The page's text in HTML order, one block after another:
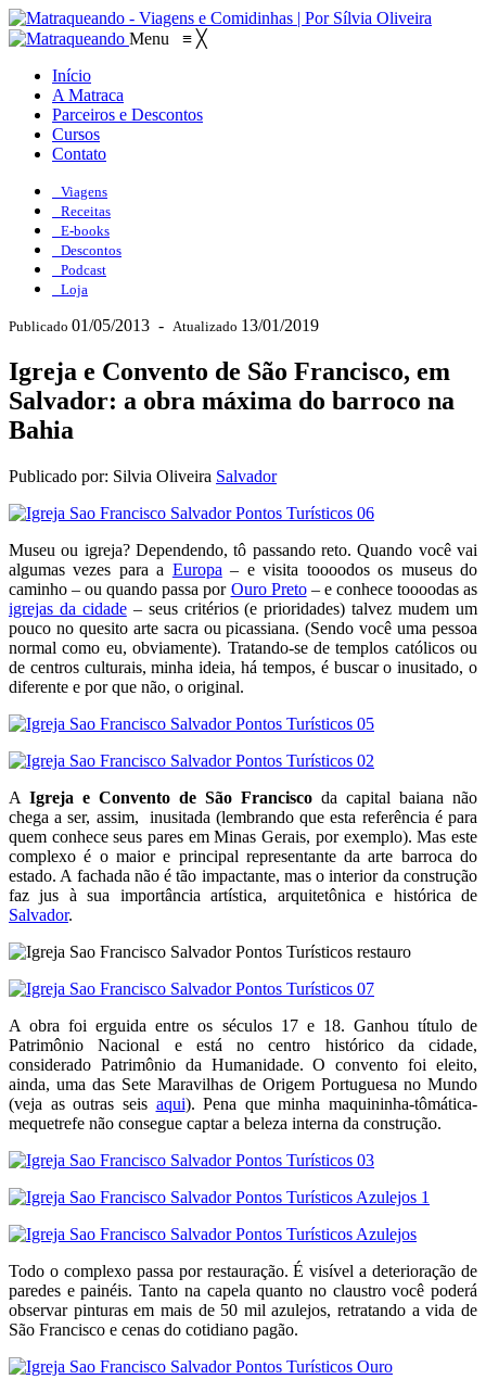
Menu ≡ ╳
Início
A Matraca
Parceiros e Descontos
Cursos
Contato
Viagens
Receitas
E-books
Descontos
Podcast
Loja
Publicado 01/05/2013 - Atualizado 13/01/2019
Igreja e Convento de São Francisco, em
Salvador: a obra máxima do barroco na
Bahia
Publicado por: Silvia Oliveira Salvador
Museu ou igreja? Dependendo, tô passando reto. Quando você vai
algumas vezes para a Europa – e visita toooodos os museus do
caminho – ou quando passa por Ouro Preto– e conhece toooodas as
igrejas da cidade– seus critérios (e prioridades) talvez mudem um
pouco no quesito arte sacra ou picassiana. (Sendo você uma pessoa
normal como eu, obviamente). Tratando-se de templos católicos ou
de centros culturais, minha ideia, há tempos, é buscar o inusitado, o
diferente e por que não, o original.
A Igreja e Convento de São Francisco da capital baiana não
chega a ser, assim, inusitada (lembrando que esta referência é para
quem conhece seus pares em Minas Gerais, por exemplo). Mas este
complexo é o maior e principal representante da arte barroca do
estado. A fachada não é tão impactante, mas o interior da construção
faz jus à sua importância artística, arquitetônica e histórica de
Salvador.
A obra foi erguida entre os séculos 17 e 18. Ganhou título de
Patrimônio Nacional e está no centro histórico da cidade,
considerado Patrimônio da Humanidade. O convento foi eleito,
ainda, uma das Sete Maravilhas de Origem Portuguesa no Mundo
(veja as outras seis aqui). Pena que minha maquininha-tômática-
mequetrefe não consegue captar a beleza interna da construção.
Todo o complexo passa por restauração. É visível a deterioração de
paredes e painéis. Tanto na capela quanto no claustro você poderá
observar pinturas em mais de 50 mil azulejos, retratando a vida de
São Francisco e cenas do cotidiano pagão.